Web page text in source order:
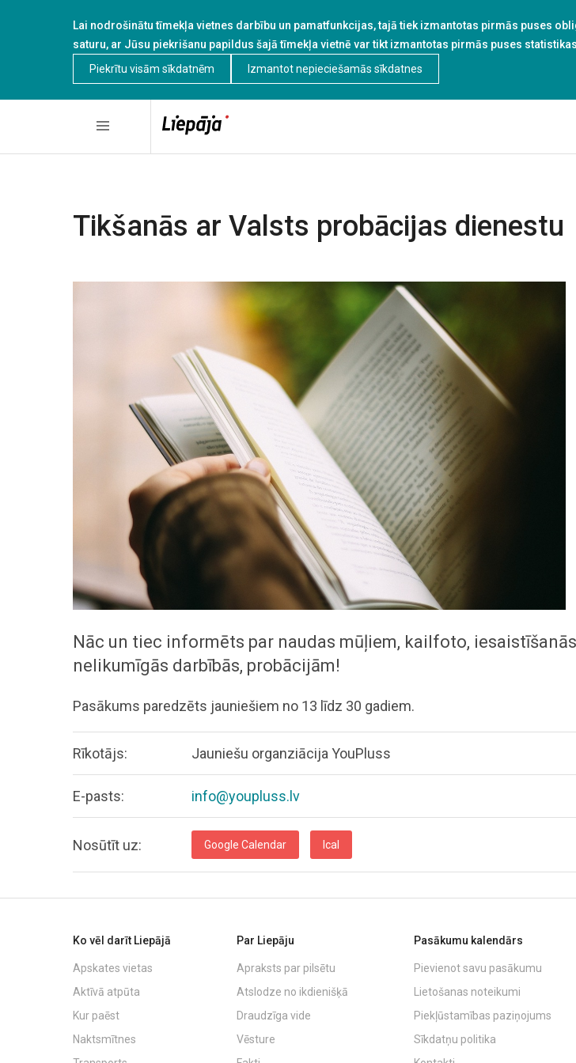
Lai nodrošinātu tīmekļa vietnes darbību un pamatfunkcijas, tajā tiek izmantotas pirmās puses
saturu, ar Jūsu piekrišanu papildus šajā tīmekļa vietnē var tikt izmantotas pirmās puses
Piekrītu visām sīkdatnēm
Izmantot nepieciešamās sīkdatnes
Tikšanās ar Valsts probācijas dienestu
Nāc un tiec informēts par naudas mūļiem, kailfoto, iesaistīšanās
nelikumīgās darbībās, probācijām!
Pasākums paredzēts jauniešiem no 13 līdz 30 gadiem.
Rīkotājs: Jauniešu organziācija YouPluss
E-pasts: info@youpluss.lv
Nosūtīt uz: Google Calendar Ical
Ko vēl darīt Liepājā
Apskates vietas
Aktīvā atpūta
Kur paēst
Naktsmītnes
Par Liepāju
Apraksts par pilsētu
Atslodze no ikdienišķā
Draudzīga vide
Vēsture
Pasākumu kalendārs
Pievienot savu pasākumu
Lietošanas noteikumi
Piekļūstamības paziņojums
Sīkdatņu politika